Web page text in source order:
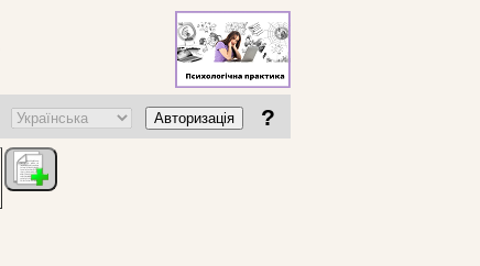
Авторизація ?